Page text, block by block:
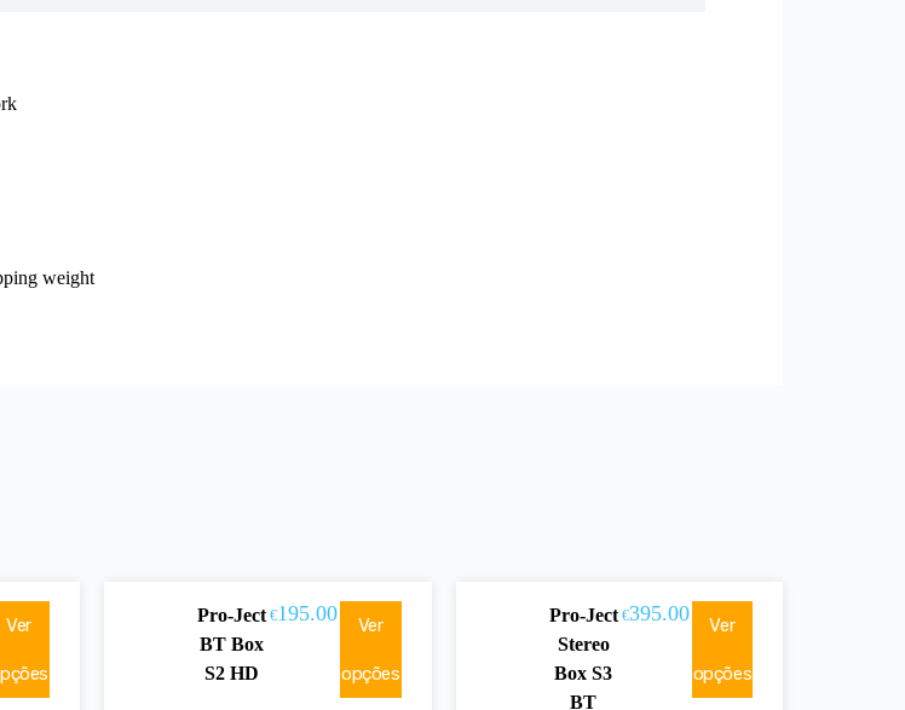
weight
Ver
Pro-Ject
BT Box
S2 HD
€195.00 Ver
opções
Pro-Ject
Stereo
Box S3
BT
€395.00 Ver
opções